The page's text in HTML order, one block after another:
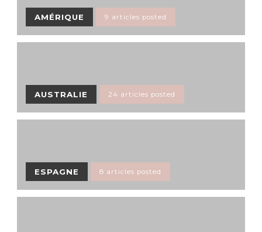
AMÉRIQUE 9 articles posted
AUSTRALIE 24 articles posted
ESPAGNE 8 articles posted